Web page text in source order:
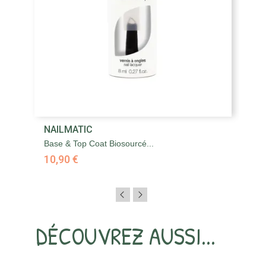
NAILMATIC
Base & Top Coat Biosourcé...
10,90 €
DÉCOUVREZ AUSSI...